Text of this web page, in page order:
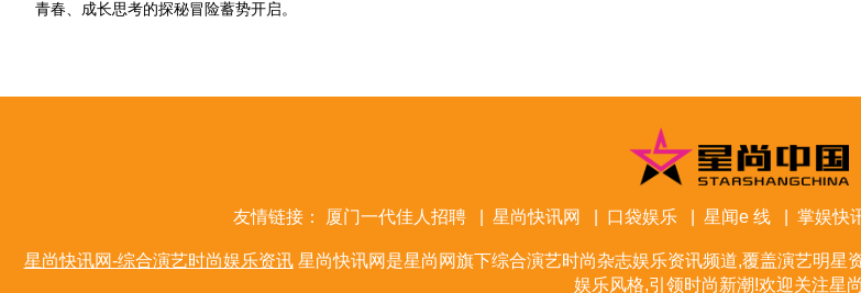
青春、成长思考的探秘冒险蓄势开启。
友情链接： 厦门一代佳人招聘| 星尚快讯网 口袋娱乐| 星闻e 线| 掌娱快
星尚快讯网-综合演艺时尚娱乐资讯星尚快讯网是星尚网旗下综合演艺时尚杂志娱乐资讯频道,覆盖演艺明星
娱乐风格,引领时尚新潮!欢迎关注星